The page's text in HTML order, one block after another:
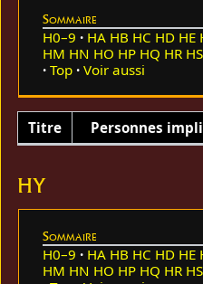
Sommaire
H0–9 HA HB HC HD HE
HM HN HO HP HQ HR HS
Top
Voir aussi
Titre Personnes
HY
Sommaire
H0–9 HA HB HC HD HE
HM HN HO HP HQ HR HS